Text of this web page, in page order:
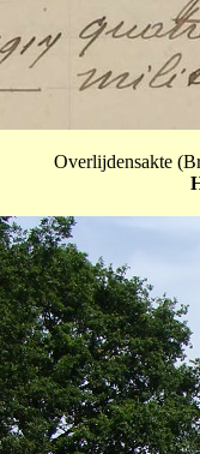
Overlijdensakte